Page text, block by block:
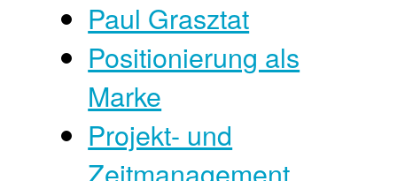
Paul Grasztat
Positionierung als
Marke
Projekt- und